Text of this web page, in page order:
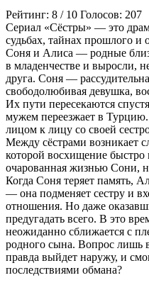
Рейтинг: 8 / 10 Голосов: 207
Сериал «Сёстры» — это
судьбах, тайнах прошлого и
Соня и Алиса — родные
в младенчестве и выросли,
друга. Соня —
свободолюбивая девушка,
Их пути пересекаются
мужем переезжает в
лицом к лицу со своей
Между сёстрами возникает
которой восхищение быстро
очарованная жизнью Сони,
Когда Соня теряет память,
— она подменяет сестру и
отношения. Но даже
предугадать всего. В это
неожиданно сближается с
родного сына. Вопрос лишь
правда выйдет наружу, и
последствиями обмана?